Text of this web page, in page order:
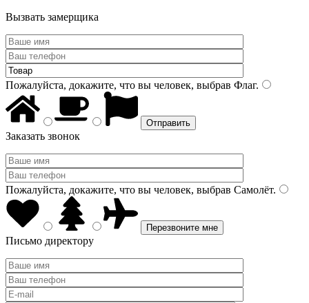
Вызвать замерщика
Пожалуйста, докажите, что вы человек, выбрав Флаг.
Заказать звонок
Пожалуйста, докажите, что вы человек, выбрав Самолёт.
Письмо директору